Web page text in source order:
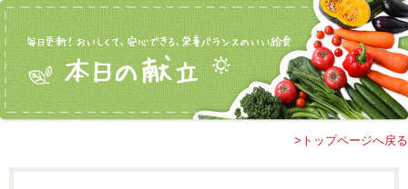
>トップページへ戻る